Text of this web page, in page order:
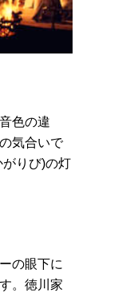
色の違
気合いで
りび)の灯
の眼下に
。徳川家